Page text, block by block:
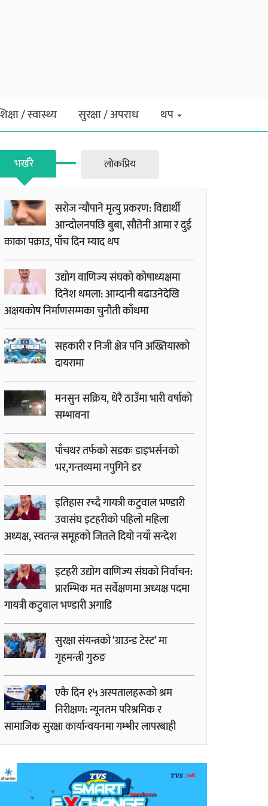
/ स्वास्थ्य सुरक्षा / अपराध थप
भर्खरै लाेकप्रिय
सरोज न्यौपाने मृत्यु प्रकरण: विद्यार्थी
आन्दोलनपछि बुबा, सौतेनी आमा र दुई
काका पक्राउ, पाँच दिन म्याद थप
उद्योग वाणिज्य संघको कोषाध्यक्षमा
दिनेश धमला: आम्दानी बढाउनेदेखि
अक्षयकोष निर्माणसम्मका चुनौती काँधमा
सहकारी र निजी क्षेत्र पनि अख्तियारको
दायरामा
मनसुन सक्रिय, धेरै ठाउँमा भारी वर्षाको
सम्भावना
पाँचथर तर्फको सडकः डाइभर्सनको
भर,गन्तव्यमा नपुगिने डर
इतिहास रच्दै गायत्री कटुवाल भण्डारी
उवासंघ इटहरीको पहिलो महिला
अध्यक्ष, स्वतन्त्र समूहको जितले दियो नयाँ सन्देश
इटहरी उद्योग वाणिज्य संघको निर्वाचन:
प्रारम्भिक मत सर्वेक्षणमा अध्यक्ष पदमा
गायत्री कटुवाल भण्डारी अगाडि
सुरक्षा संयन्त्रको ‘ग्राउन्ड टेस्ट’ मा
गृहमन्त्री गुरुङ
एकै दिन १५ अस्पतालहरूको श्रम
निरीक्षण: न्यूनतम परिश्रमिक र
सामाजिक सुरक्षा कार्यान्वयनमा गम्भीर लापरबाही